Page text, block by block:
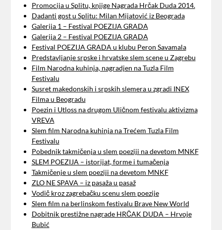
Promocija u Splitu, knjige Nagrada Hrčak Duda 2014.
Dadanti gost u Splitu: Milan Mijatović iz Beograda
Galerija 1 – Festival POEZIJA GRADA
Galerija 2 – Festival POEZIJA GRADA
Festival POEZIJA GRADA u klubu Peron Savamala
Predstavljanje srpske i hrvatske slem scene u Zagrebu
Film Narodna kuhinja, nagradjen na Tuzla Film
Festivalu
Susret makedonskih i srpskih slemera u zgradi INEX
Filma u Beogradu
Poezin i Utloss na drugom Uličnom festivalu aktivizma
VREVA
Slem film Narodna kuhinja na Trećem Tuzla Film
Festivalu
Pobednik takmičenja u slem poeziji na devetom MNKF
SLEM POEZIJA – istorijat, forme i tumačenja
Takmičenje u slem poeziji na devetom MNKF
ZLO NE SPAVA – iz pasaža u pasaž
Vodič kroz zagrebačku scenu slem poezije
Slem film na berlinskom festivalu Brave New World
Dobitnik prestižne nagrade HRČAK DUDA – Hrvoje
Bubić